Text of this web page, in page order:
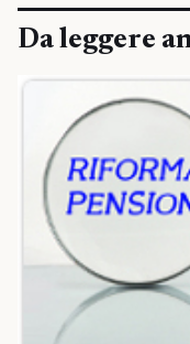
Da leggere